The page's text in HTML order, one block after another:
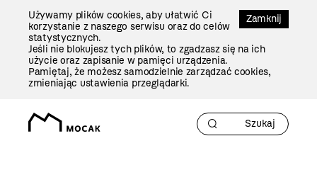
Zamknij
Używamy plików cookies, aby ułatwić Ci
korzystanie z naszego serwisu oraz do celów
statystycznych.
Jeśli nie blokujesz tych plików, to zgadzasz się na ich
użycie oraz zapisanie w pamięci urządzenia.
Pamiętaj, że możesz samodzielnie zarządzać cookies,
zmieniając ustawienia przeglądarki.